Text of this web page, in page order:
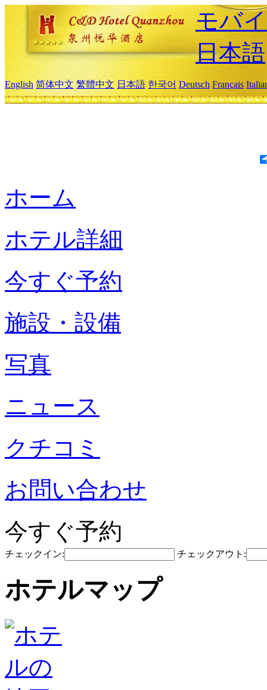
モバ
日本語
English 简体中文 繁體中文 日本語 한국어 Deutsch Français
ホーム
ホテル詳細
今すぐ予約
施設・設備
写真
ニュース
クチコミ
お問い合わせ
今すぐ予約
チェックイン: チェックアウト:
ホテルマップ